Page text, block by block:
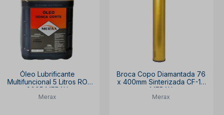
Óleo Lubrificante
Multifuncional 5 Litros RO
0005 MERAX
Merax
Broca Copo Diamantada 76
x 400mm Sinterizada CF-1S
MERAX
Merax